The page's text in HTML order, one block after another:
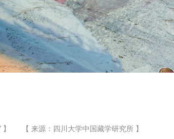
【 来源：四川大学中国藏学研究所 】